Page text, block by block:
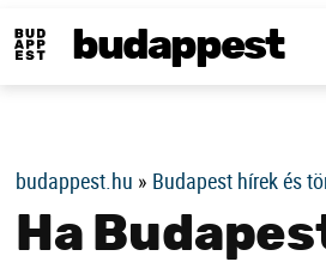
budappest
budappest.hu » Budapest hírek és
Ha